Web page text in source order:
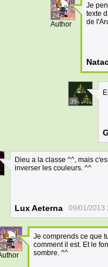
24
Author
Je
texte
de
39
Dieu a la classe ^^, mais
inverser les couleurs. ^^
Lux Aeterna 09/01/2013
24
Je comprends ce que
comment il est. Et le
sombre. ^^